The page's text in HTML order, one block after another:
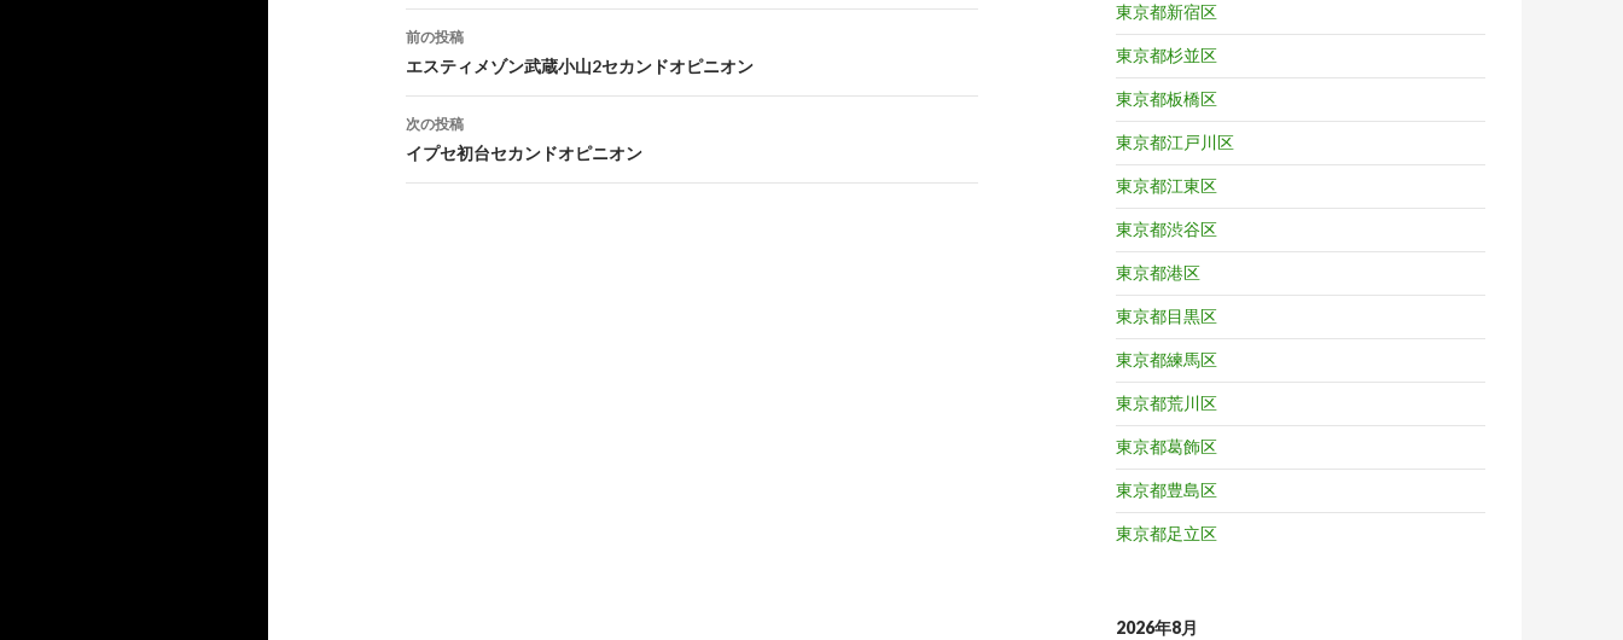
投
稿
ナ
ビ
ゲ
前の投稿
エスティメゾン武蔵小山2セカンドオピニオン
次の投稿
イプセ初台セカンドオピニオン
東京都新宿区
東京都杉並区
東京都板橋区
東京都江戸川区
東京都江東区
東京都渋谷区
東京都港区
東京都目黒区
東京都練馬区
東京都荒川区
東京都葛飾区
東京都豊島区
東京都足立区
2026年8月